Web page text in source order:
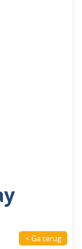
< Ga terug